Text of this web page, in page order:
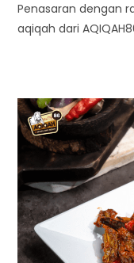
Penasaran dengan
aqiqah dari